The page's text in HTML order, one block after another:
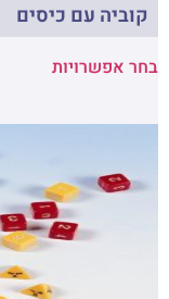
קוביה עם כיסים
בחר אפשרויות